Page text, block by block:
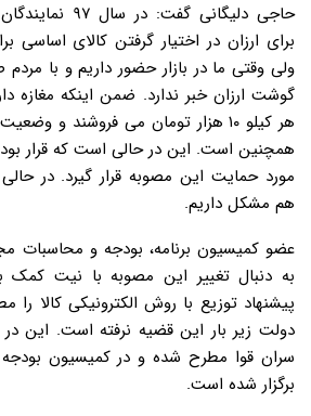
برای ارزان در اختیار گرفتن کالای
ولی وقتی ما در بازار حضور داریم و با
گوشت ارزان خبر ندارد. ضمن اینکه مغازه
هر کیلو ۱۰ هزار تومان می فروشند و
مورد حمایت این مصوبه قرار گیرد. در
هم مشکل داریم.
عضو کمیسیون برنامه، بودجه و
به دنبال تغییر این مصوبه با نیت کمک
پیشنهاد توزیع با روش الکترونیکی کالا را
دولت زیر بار این قضیه نرفته است. این
سران قوا مطرح شده و در کمیسیون
برگزار شده است.